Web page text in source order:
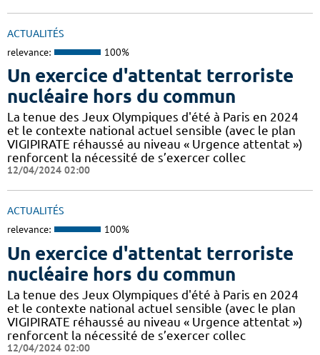
ACTUALITÉS
relevance: 100%
Un exercice d'attentat terroriste
nucléaire hors du commun
La tenue des Jeux Olympiques d'été à Paris en 2024
et le contexte national actuel sensible (avec le plan
VIGIPIRATE réhaussé au niveau « Urgence attentat »)
renforcent la nécessité de s’exercer collec
12/04/2024 02:00
ACTUALITÉS
relevance: 100%
Un exercice d'attentat terroriste
nucléaire hors du commun
La tenue des Jeux Olympiques d'été à Paris en 2024
et le contexte national actuel sensible (avec le plan
VIGIPIRATE réhaussé au niveau « Urgence attentat »)
renforcent la nécessité de s’exercer collec
12/04/2024 02:00